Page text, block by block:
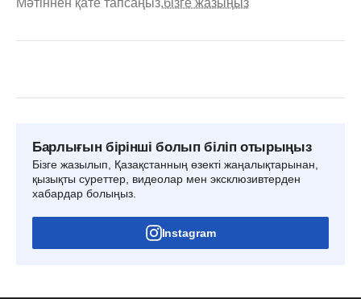
Барлығын бірінші болып біліп отырыңыз
Бізге жазылып, Қазақстанның өзекті жаңалықтарынан,
қызықты суреттер, видеолар мен эксклюзивтерден
хабардар болыңыз.
Instagram